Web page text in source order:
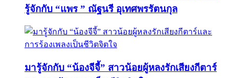
รู้จักกับ “แพร ” ณัฐนรี อุเทศพรรัตนกุล
มารู้จักกับ “น้องจีจี้” สาวน้อยผู้หลงรักเสียงกีตาร์